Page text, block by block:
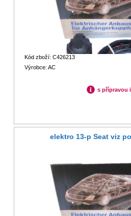
Kód zboží: C426213
Výrobce: AC
s přípravou
elektro 13-p Seat viz